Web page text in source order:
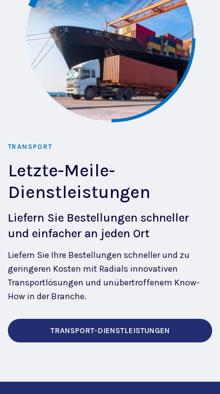
TRANSPORT
Letzte-Meile-
Dienstleistungen
Liefern Sie Bestellungen schneller
und einfacher an jeden Ort
Liefern Sie Ihre Bestellungen schneller und zu
geringeren Kosten mit Radials innovativen
Transportlösungen und unübertroffenem Know-
How in der Branche.
TRANSPORT-DIENSTLEISTUNGEN